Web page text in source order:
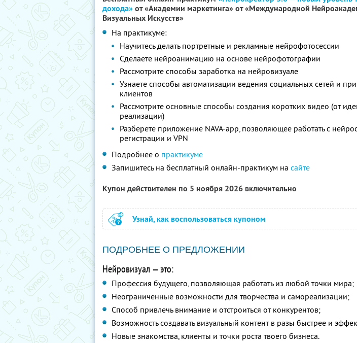
дохода»от «Академии маркетинга» от «Международной
Визуальных Искусств»
На практикуме:
Научитесь делать портретные и рекламные нейрофотосессии
Сделаете нейроанимацию на основе нейрофотографии
Рассмотрите способы заработка на нейровизуале
Узнаете способы автоматизации ведения социальных сетей и
клиентов
Рассмотрите основные способы создания коротких видео (от
реализации)
Разберете приложение NAVA-app, позволяющее работать с
регистрации и VPN
Подробнее о практикуме
Запишитесь на бесплатный онлайн-практикум на сайте
Купон действителен по 5 ноября 2026 включительно
Узнай, как воспользоваться купоном
ПОДРОБНЕЕ О ПРЕДЛОЖЕНИИ
Нейровизуал — это:
Профессия будущего, позволяющая работать из любой точки мира;
Неограниченные возможности для творчества и самореализации;
Способ привлечь внимание и отстроиться от конкурентов;
Возможность создавать визуальный контент в разы быстрее и
Новые знакомства, клиенты и точки роста твоего бизнеса.